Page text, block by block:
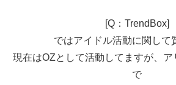
[Q：TrendBox]
ではアイドル活動に関して
現在はOZとして活動してますが、
で